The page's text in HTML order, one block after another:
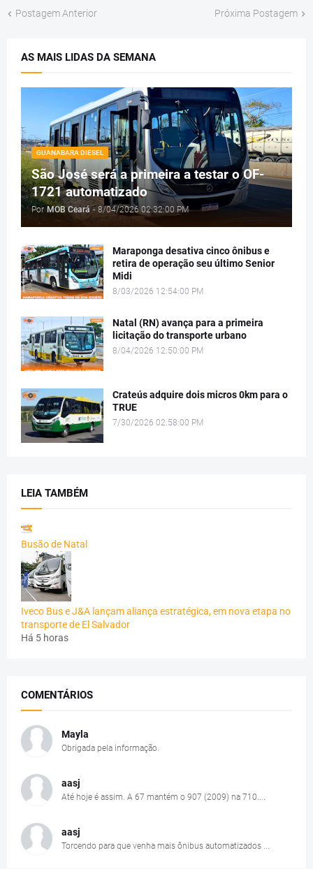
Postagem Anterior Próxima Postagem
AS MAIS LIDAS DA SEMANA
GUANABARA DIESEL
São José será a primeira a testar o OF-
1721 automatizado
Por MOB Ceará - 8/04/2026 02:32:00 PM
Maraponga desativa cinco ônibus e
retira de operação seu último Senior
Midi
8/03/2026 12:54:00 PM
Natal (RN) avança para a primeira
licitação do transporte urbano
8/04/2026 12:50:00 PM
Crateús adquire dois micros 0km para o
TRUE
7/30/2026 02:58:00 PM
LEIA TAMBÉM
Busão de Natal
Iveco Bus e J&A lançam aliança estratégica, em nova etapa no
transporte de El Salvador
Há 5 horas
COMENTÁRIOS
Mayla
Obrigada pela informação.
aasj
Até hoje é assim. A 67 mantém o 907 (2009) na 710....
aasj
Torcendo para que venha mais ônibus automatizados ...